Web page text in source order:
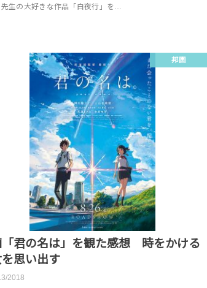
生の大好きな作品「白夜行」を…
邦画
「君の名は」を観た感想 時をかける
思い出す
2018